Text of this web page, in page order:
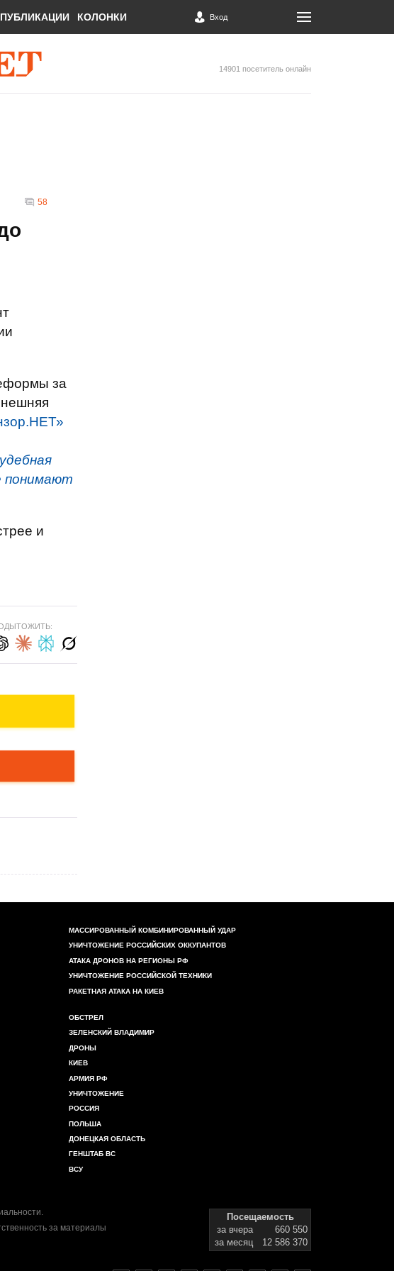
ПУБЛИКАЦИИ КОЛОНКИ Вход
14901 посетитель онлайн
58
за
понимают
и
МАССИРОВАННЫЙ КОМБИНИРОВАННЫЙ УДАР
УНИЧТОЖЕНИЕ РОССИЙСКИХ ОККУПАНТОВ
АТАКА ДРОНОВ НА РЕГИОНЫ РФ
УНИЧТОЖЕНИЕ РОССИЙСКОЙ ТЕХНИКИ
РАКЕТНАЯ АТАКА НА КИЕВ
ОБСТРЕЛ
ЗЕЛЕНСКИЙ ВЛАДИМИР
ДРОНЫ
КИЕВ
АРМИЯ РФ
УНИЧТОЖЕНИЕ
РОССИЯ
ПОЛЬША
ДОНЕЦКАЯ ОБЛАСТЬ
ГЕНШТАБ ВС
ВСУ
.
за материалы
Посещаемость
за вчера
660 550
за месяц
12 586 370